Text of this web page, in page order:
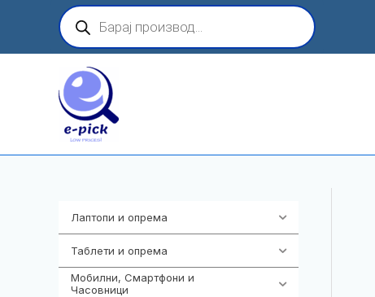
content
Products
search
Лаптопи и опрема
Таблети и опрема
Мобилни, Смартфони и
Часовници